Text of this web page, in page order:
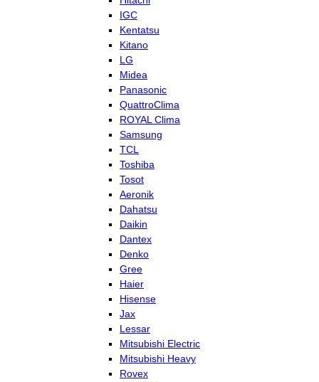
IGC
Kentatsu
Kitano
LG
Midea
Panasonic
QuattroClima
ROYAL Clima
Samsung
TCL
Toshiba
Tosot
Aeronik
Dahatsu
Daikin
Dantex
Denko
Gree
Haier
Hisense
Jax
Lessar
Mitsubishi Electric
Mitsubishi Heavy
Rovex